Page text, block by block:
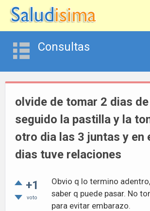
Consultas
olvide de tomar 2 dias de
seguido la pastilla y la
otro dia las 3 juntas y en
dias tuve relaciones
+1
voto
Obvio q lo termino
saber q puede pasar. No
para evitar embarazo.